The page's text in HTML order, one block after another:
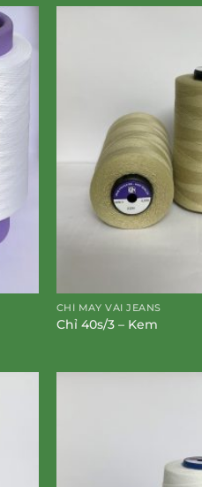
CHỈ MAY VẢI JEANS
Chỉ 40s/3 – Kem